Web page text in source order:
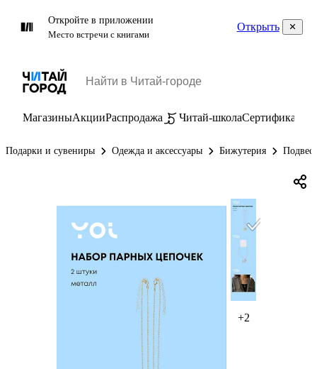
Откройте в приложении
Место встречи с книгами
Открыть
МагазиныАкцииРаспродажа Читай-школаСертификаты
Подарки и сувениры Одежда и аксессуары Бижутерия
+2